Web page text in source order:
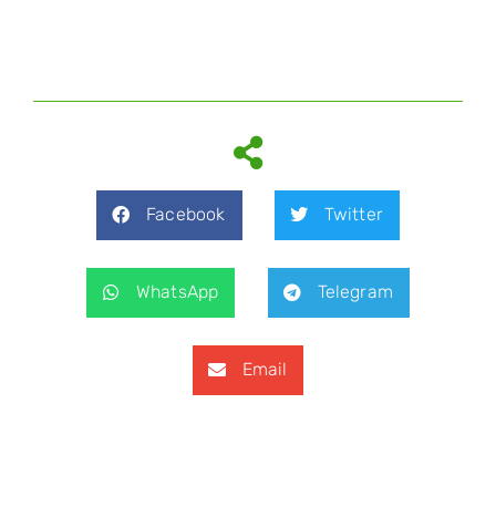
Facebook Twitter
WhatsApp Telegram
Email